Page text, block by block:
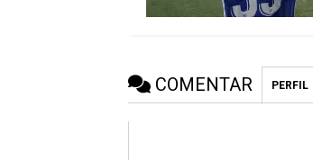
COMENTAR PERFIL